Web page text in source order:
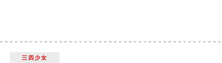
三四少女